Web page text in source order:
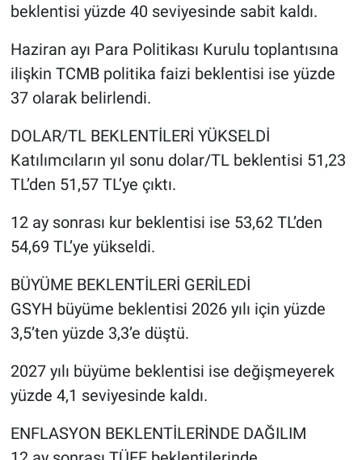
beklentisi yüzde 40 seviyesinde sabit kaldı.
Haziran ayı Para Politikası Kurulu toplantısına
ilişkin TCMB politika faizi beklentisi ise yüzde
37 olarak belirlendi.
DOLAR/TL BEKLENTİLERİ YÜKSELDİ
Katılımcıların yıl sonu dolar/TL beklentisi 51,23
TL’den 51,57 TL’ye çıktı.
12 ay sonrası kur beklentisi ise 53,62 TL’den
54,69 TL’ye yükseldi.
BÜYÜME BEKLENTİLERİ GERİLEDİ
GSYH büyüme beklentisi 2026 yılı için yüzde
3,5’ten yüzde 3,3’e düştü.
2027 yılı büyüme beklentisi ise değişmeyerek
yüzde 4,1 seviyesinde kaldı.
ENFLASYON BEKLENTİLERİNDE DAĞILIM